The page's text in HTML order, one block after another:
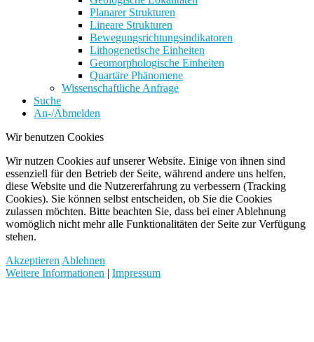
Planarer Strukturen
Lineare Strukturen
Bewegungsrichtungsindikatoren
Lithogenetische Einheiten
Geomorphologische Einheiten
Quartäre Phänomene
Wissenschaftliche Anfrage
Suche
An-/Abmelden
Wir benutzen Cookies
Wir nutzen Cookies auf unserer Website. Einige von ihnen sind
essenziell für den Betrieb der Seite, während andere uns helfen,
diese Website und die Nutzererfahrung zu verbessern (Tracking
Cookies). Sie können selbst entscheiden, ob Sie die Cookies
zulassen möchten. Bitte beachten Sie, dass bei einer Ablehnung
womöglich nicht mehr alle Funktionalitäten der Seite zur Verfügung
stehen.
Akzeptieren Ablehnen
Weitere Informationen | Impressum